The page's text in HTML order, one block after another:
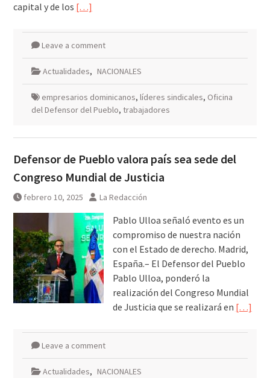
capital y de los […]
Leave a comment
Actualidades, NACIONALES
empresarios dominicanos, líderes sindicales, Oficina
del Defensor del Pueblo, trabajadores
Defensor de Pueblo valora país sea sede del
Congreso Mundial de Justicia
febrero 10, 2025 La Redacción
Pablo Ulloa señaló evento es un
compromiso de nuestra nación
con el Estado de derecho. Madrid,
España.– El Defensor del Pueblo
Pablo Ulloa, ponderó la
realización del Congreso Mundial
de Justicia que se realizará en […]
Leave a comment
Actualidades, NACIONALES